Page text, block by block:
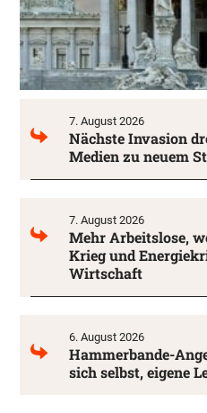
7. August 2026
Nächste Invasion
Medien zu neuem
7. August 2026
Mehr Arbeitslose,
Krieg und
Wirtschaft
6. August 2026
Hammerbande-
sich selbst, eigene